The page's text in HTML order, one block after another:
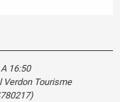
16:50
Tourisme
)